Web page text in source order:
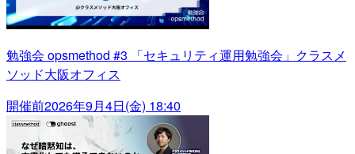
勉強会 opsmethod #3 「セキュリティ運用勉強会」クラスメ
ソッド大阪オフィス
開催前2026年9月4日(金) 18:40